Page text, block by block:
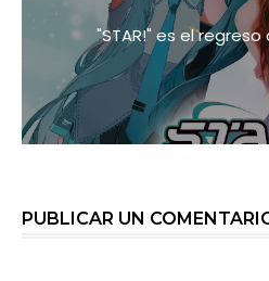
"STAR!" es el regreso
PUBLICAR UN